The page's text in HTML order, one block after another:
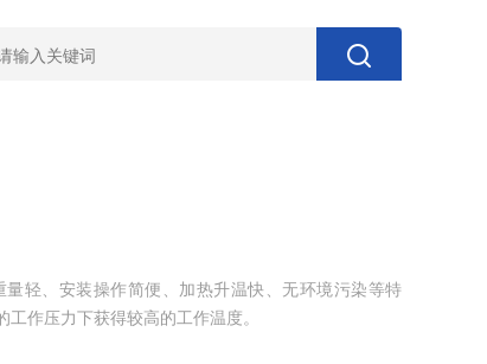
轻、安装操作简便、加热升温快、无环境污染等特
作压力下获得较高的工作温度。